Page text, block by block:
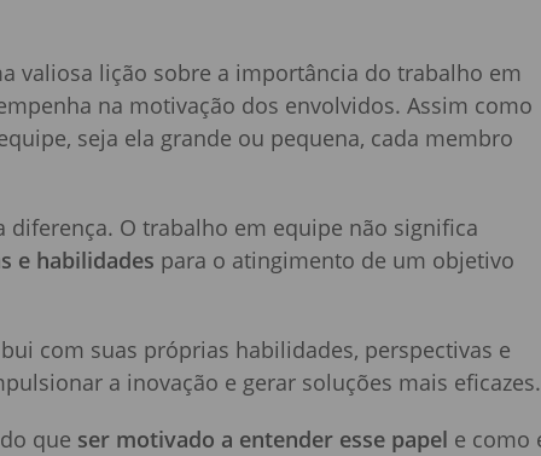
valiosa lição sobre a importância do trabalho em
na motivação dos envolvidos. Assim como
seja ela grande ou pequena, cada membro
diferença. O trabalho em equipe não significa
e habilidades para o atingimento de um objetivo
com suas próprias habilidades, perspectivas e
a inovação e gerar soluções mais eficazes.
que ser motivado a entender esse papel e como